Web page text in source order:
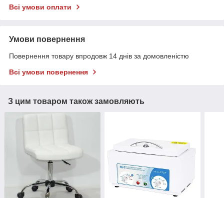
Всі умови оплати
Умови повернення
Повернення товару впродовж 14 днів за домовленістю
Всі умови повернення
З цим товаром також замовляють